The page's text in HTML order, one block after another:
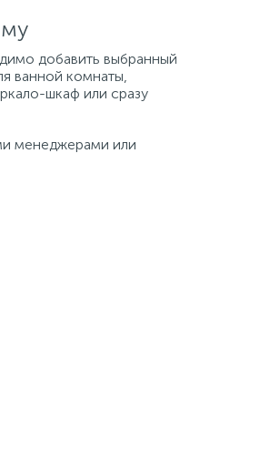
добавить выбранный
ванной комнаты,
шкаф или сразу
менеджерами или